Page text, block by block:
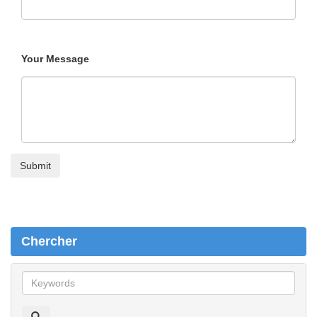
Your Message
Chercher
h